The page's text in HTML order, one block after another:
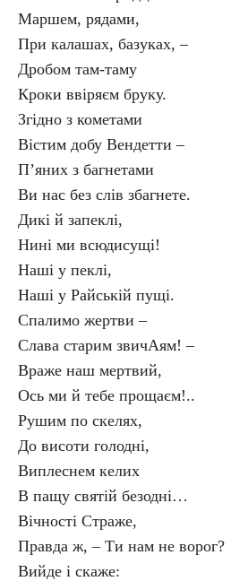
Маршем, рядами,
При калашах, базуках, –
Дробом там-таму
Кроки ввіряєм бруку.
Згідно з кометами
Вістим добу Вендетти –
П’яних з багнетами
Ви нас без слів збагнете.
Дикі й запеклі,
Нині ми всюдисущі!
Наші у пеклі,
Наші у Райській пущі.
Спалимо жертви –
Слава старим звичАям! –
Враже наш мертвий,
Ось ми й тебе прощаєм!..
Рушим по скелях,
До висоти голодні,
Виплеснем келих
В пащу святій безодні…
Вічності Страже,
Правда ж, – Ти нам не ворог?
Вийде і скаже: